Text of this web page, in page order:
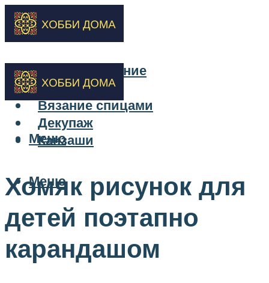
Бисероплетение
Вышивка
Вязание спицами
Декупаж
Канзаши
Меню
Меню
Хомяк рисунок для
детей поэтапно
карандашом